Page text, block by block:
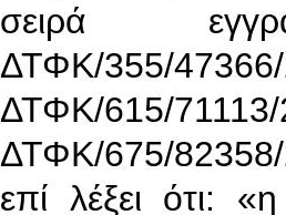
σειρά
ΔΤΦΚ/355/
ΔΤΦΚ/615/
ΔΤΦΚ/675/82358/
επί λέξει ότι: